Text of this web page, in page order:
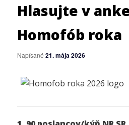
Hlasujte v
Homofób roka
Napísané21. mája 2026